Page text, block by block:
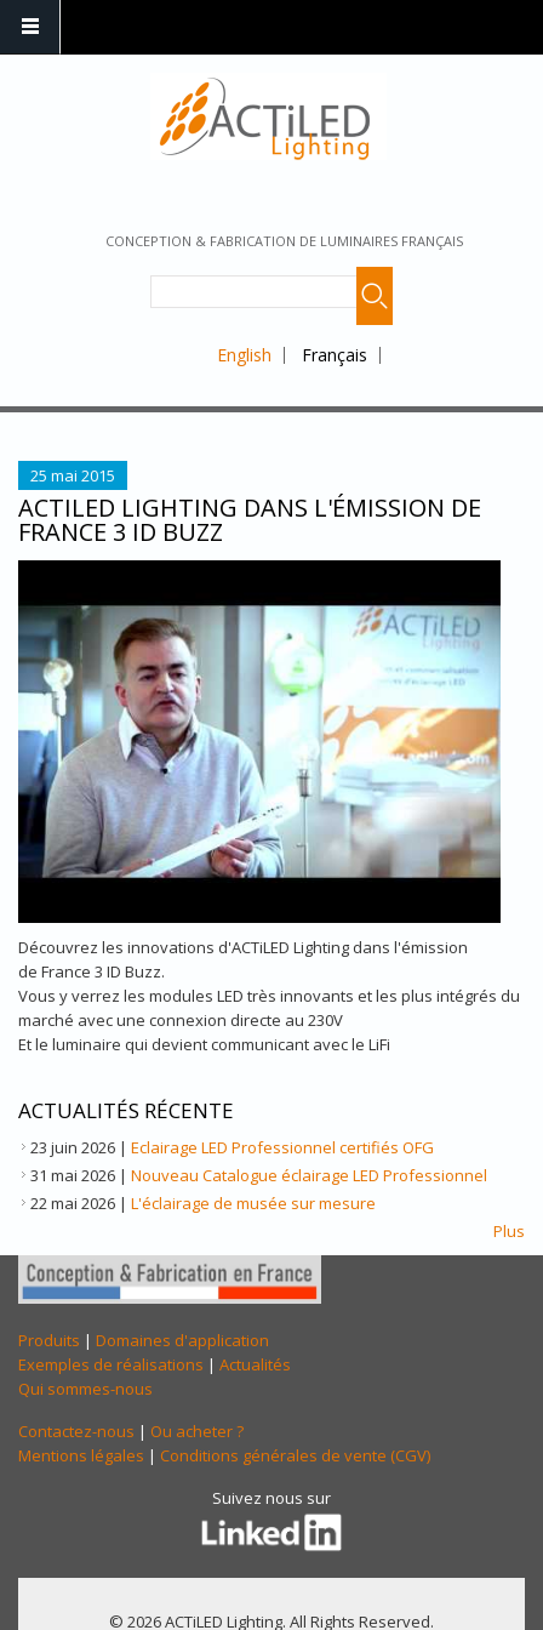
CONCEPTION & FABRICATION DE LUMINAIRES FRANÇAIS
English Français
25 mai 2015
ACTILED LIGHTING DANS L'ÉMISSION DE
FRANCE 3 ID BUZZ
Découvrez les innovations d'ACTiLED Lighting dans l'émission
de France 3 ID Buzz.
Vous y verrez les modules LED très innovants et les plus intégrés du
marché avec une connexion directe au 230V
Et le luminaire qui devient communicant avec le LiFi
ACTUALITÉS RÉCENTE
23 juin 2026 | Eclairage LED Professionnel certifiés OFG
31 mai 2026 | Nouveau Catalogue éclairage LED Professionnel
22 mai 2026 | L'éclairage de musée sur mesure
Plus
Produits | Domaines d'application
Exemples de réalisations | Actualités
Qui sommes-nous
Contactez-nous | Ou acheter ?
Mentions légales | Conditions générales de vente (CGV)
Suivez nous sur
© 2026 ACTiLED Lighting. All Rights Reserved.